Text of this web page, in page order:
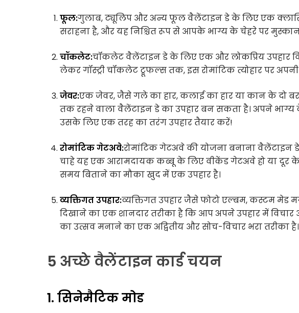
फूल:गुलाब, ट्यूलिप और अन्य फूल वैलेंटाइन डे के लिए एक
सराहना है, और यह निश्चित रूप से आपके भाग्य के चेहरे पर मुस्कान
चॉकलेट:चॉकलेट वैलेंटाइन डे के लिए एक और लोकप्रिय उपहार
लेकर गॉस्ट्री चॉकलेट ट्रूफल्स तक, इस रोमांटिक त्योहार पर
जेवर:एक जेवर, जैसे गले का हार, कलाई का हार या कान के दो
तक रहने वाला वैलेंटाइन डे का उपहार बन सकता है। अपने
उसके लिए एक तरह का तरंग उपहार तैयार करें!
रोमांटिक गेटअवे:रोमांटिक गेटअवे की योजना बनाना वैलेंटाइन
चाहे यह एक आरामदायक कब्बू के लिए वीकेंड गेटअवे हो या दूर के
समय बिताने का मौका खुद में एक उपहार है।
व्यक्तिगत उपहार:व्यक्तिगत उपहार जैसे फोटो एल्बम, कस्टम मेड
दिखाने का एक शानदार तरीका है कि आप अपने उपहार में विचार
का उत्सव मनाने का एक अद्वितीय और सोच-विचार भरा तरीका है।
5 अच्छे वैलेंटाइन कार्ड चयन
1. सिनेमैटिक मोड